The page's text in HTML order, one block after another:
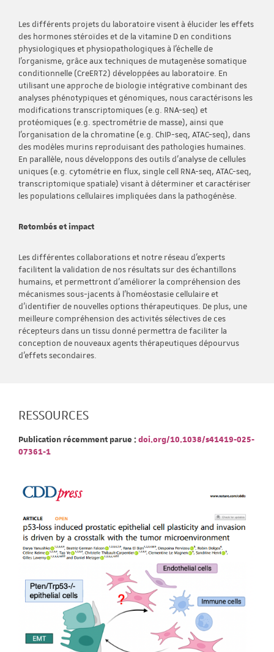
Les différents projets du laboratoire visent à élucider les effets
des hormones stéroïdes et de la vitamine D en conditions
physiologiques et physiopathologiques à l’échelle de
l’organisme, grâce aux techniques de mutagenèse somatique
conditionnelle (CreERT2) développées au laboratoire. En
utilisant une approche de biologie intégrative combinant des
analyses phénotypiques et génomiques, nous caractérisons les
modifications transcriptomiques (e.g. RNA-seq) et
protéomiques (e.g. spectrométrie de masse), ainsi que
l’organisation de la chromatine (e.g. ChIP-seq, ATAC-seq), dans
des modèles murins reproduisant des pathologies humaines.
En parallèle, nous développons des outils d’analyse de cellules
uniques (e.g. cytométrie en flux, single cell RNA-seq, ATAC-seq,
transcriptomique spatiale) visant à déterminer et caractériser
les populations cellulaires impliquées dans la pathogénèse.
Retombés et impact
Les différentes collaborations et notre réseau d’experts
facilitent la validation de nos résultats sur des échantillons
humains, et permettront d’améliorer la compréhension des
mécanismes sous-jacents à l’homéostasie cellulaire et
d’identifier de nouvelles options thérapeutiques. De plus, une
meilleure compréhension des activités sélectives de ces
récepteurs dans un tissu donné permettra de faciliter la
conception de nouveaux agents thérapeutiques dépourvus
d’effets secondaires.
RESSOURCES
Publication récemment parue :doi.org/10.1038/s41419-025-
07361-1